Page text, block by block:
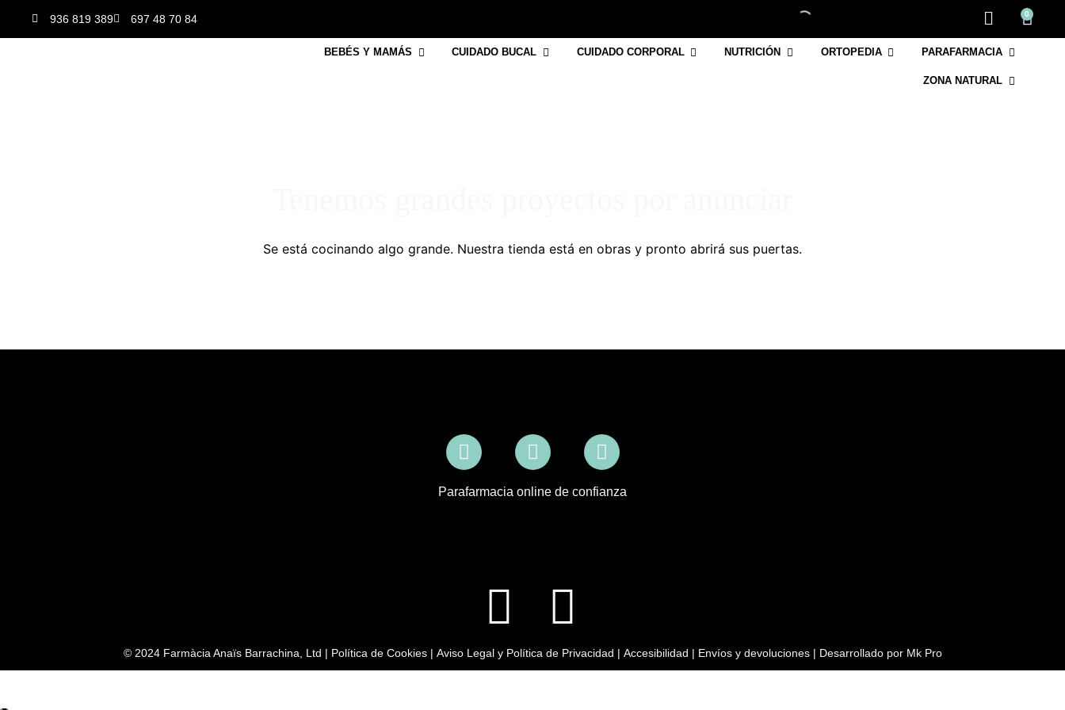
936 819 389 697 48 70 84 0
BEBÉS Y MAMÁS CUIDADO BUCAL CUIDADO CORPORAL NUTRICIÓN ORTOPEDIA PARAFARMACIA
ZONA NATURAL
Se está cocinando algo grande. Nuestra tienda está en obras y pronto abrirá sus puertas.
Parafarmacia online de confianza
© 2024 Farmàcia Anaïs Barrachina, Ltd | Política de Cookies| Aviso Legal y Política de Privacidad | Accesibilidad | Envíos y devoluciones| Desarrollado por Mk Pro